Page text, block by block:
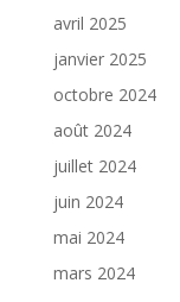
avril 2025
janvier 2025
octobre 2024
août 2024
juillet 2024
juin 2024
mai 2024
mars 2024